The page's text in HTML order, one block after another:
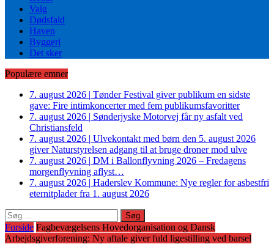
Valg
Dødsfald
Haven
Byggeri
Det sker
Populære emner
7. august 2026 | Tønder Festival giver publikum en sidste
gave: Fire intimkoncerter med fem publikumsfavoritter
7. august 2026 | Sønderjyske Motorvej får ny asfalt ved
Christiansfeld
7. august 2026 | Ulvekontakt med børn den 5. august 2026
giver Naturstyrelsen adgang til at bruge droner mod ulve
7. august 2026 | DM i Ballonflyvning 2026 – Fredagens
morgenflyvning aflyst…
7. august 2026 | Haderslev Kommune: Nye regler for asbestfri
eternitplader fra 1. august 2026
Søg
efter:
Forside Fagbevægelsens Hovedorganisation og Dansk
Arbejdsgiverforening: Ny aftale giver fuld ligestilling ved barsel